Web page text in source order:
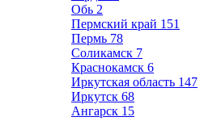
Обь 2
Пермский край 151
Пермь 78
Соликамск 7
Краснокамск 6
Иркутская область 147
Иркутск 68
Ангарск 15